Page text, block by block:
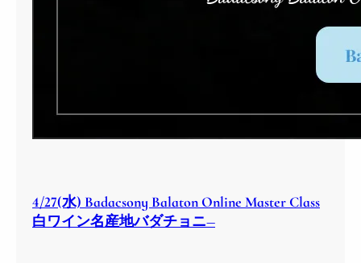
4/27(水) Badacsony Balaton Online Master Class
白ワイン名産地バダチョニ―